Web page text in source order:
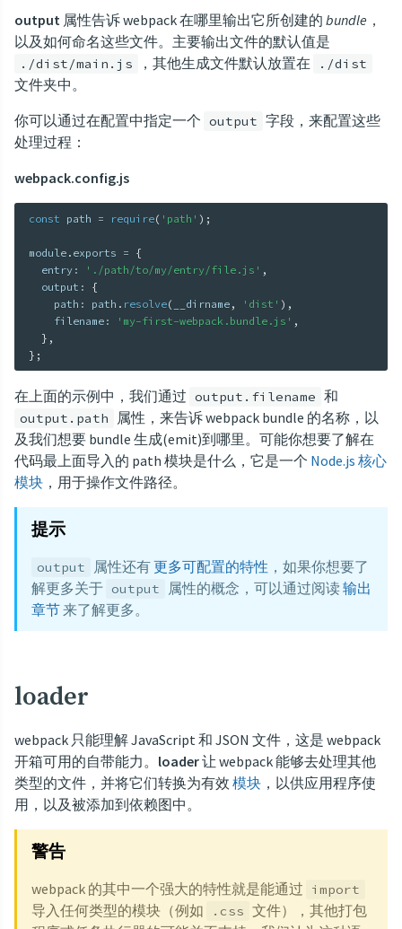
output 属性告诉 webpack 在哪里输出它所创建的 bundle ，
以及如何命名这些文件。主要输出文件的默认值是
./dist/main.js ，其他生成文件默认放置在 ./dist
文件夹中。
你可以通过在配置中指定一个 output 字段，来配置这些
处理过程：
webpack.config.js
const path = require( 'path' ) ;
module . exports = {
  entry
: './path/to/my/entry/file.js' ,
  output
:
{
    path
: path . resolve( __dirname , 'dist' ) ,
    filename
: 'my-first-webpack.bundle.js' ,
} ,
} ;
在上面的示例中，我们通过 output.filename 和
output.path
属性，来告诉 webpack bundle 的名称，以
及我们想要 bundle 生成(emit)到哪里。可能你想要了解在
代码最上面导入的 path 模块是什么，它是一个 Node.js 核心
模块 ，用于操作文件路径。
提示
output 属性还有更多可配置的特性 ，如果你想要了
解更多关于 output 属性的概念，可以通过阅读输出
章节来了解更多。
loader
webpack 只能理解 JavaScript 和 JSON 文件，这是 webpack
开箱可用的自带能力。 loader让 webpack 能够去处理其他
类型的文件，并将它们转换为有效 模块 ，以供应用程序使
用，以及被添加到依赖图中。
警告
webpack 的其中一个强大的特性就是能通过 import
导入任何类型的模块（例如 .css 文件），其他打包